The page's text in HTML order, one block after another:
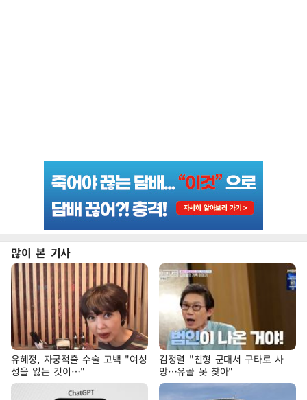
많이 본 기사
유혜정, 자궁적출 수술 고백 "여성
성을 잃는 것이…"
김정렬 "친형 군대서 구타로 사
망…유골 못 찾아"